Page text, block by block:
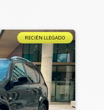
RECIÉN LLEGADO